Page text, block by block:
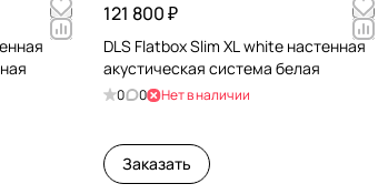
121 800 ₽
DLS Flatbox Slim XL white настенная
акустическая система белая
0 0 Нет в наличии
Заказать